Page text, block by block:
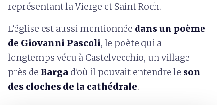
représentant la Vierge et Saint Roch.
L’église est aussi mentionnée dans un poème
de Giovanni Pascoli, le poète qui a
longtemps vécu à Castelvecchio, un village
près de Barga d'où il pouvait entendre le son
des cloches de la cathédrale.